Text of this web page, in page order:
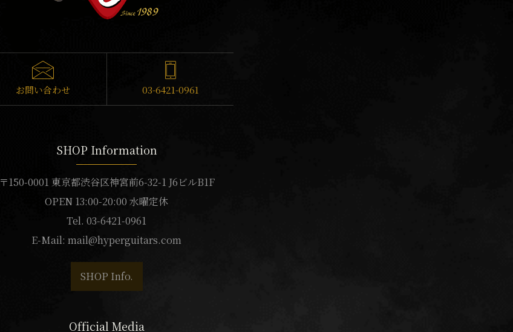
お問い合わせ 03-6421-0961
SHOP Information
〒150-0001 東京都渋谷区神宮前6-32-1 J6ビルB1F
OPEN 13:00-20:00 水曜定休
Tel. 03-6421-0961
E-Mail: mail@hyperguitars.com
SHOP Info.
Official Media